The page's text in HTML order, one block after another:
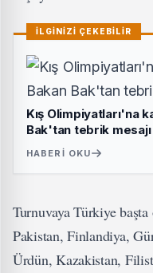
İLGİNİZİ ÇEKEBİLİR
Kış Olimpiyatları'na
Bak'tan tebrik mesajı
HABERI OKU
Turnuvaya Türkiye
Pakistan, Finlandiya,
Ürdün, Kazakistan,